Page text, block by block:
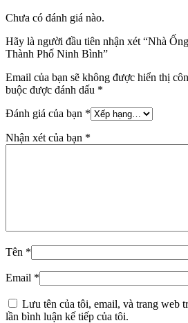
Chưa có đánh giá nào.
Hãy là người đầu tiên nhận xét “Nhà
Thành Phố Ninh Bình”
Email của bạn sẽ không được hiển thị
buộc được đánh dấu *
Đánh giá của bạn *
Nhận xét của bạn *
Tên *
Email *
Lưu tên của tôi, email, và trang web
lần bình luận kế tiếp của tôi.